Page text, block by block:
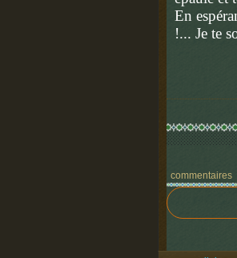
En
!... Je te
commentaires